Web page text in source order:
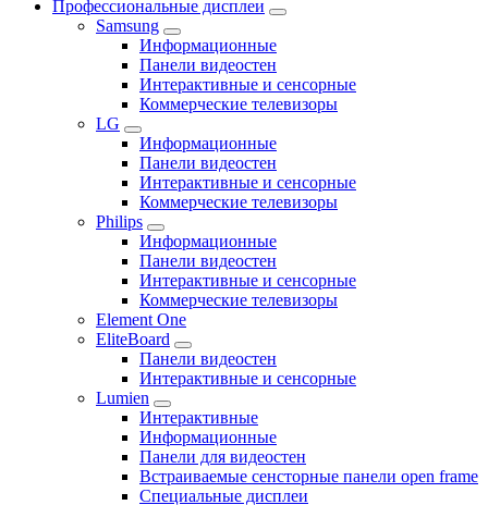
Профессиональные дисплеи
Samsung
Информационные
Панели видеостен
Интерактивные и сенсорные
Коммерческие телевизоры
LG
Информационные
Панели видеостен
Интерактивные и сенсорные
Коммерческие телевизоры
Philips
Информационные
Панели видеостен
Интерактивные и сенсорные
Коммерческие телевизоры
Element One
EliteBoard
Панели видеостен
Интерактивные и сенсорные
Lumien
Интерактивные
Информационные
Панели для видеостен
Встраиваемые сенсторные панели open frame
Специальные дисплеи